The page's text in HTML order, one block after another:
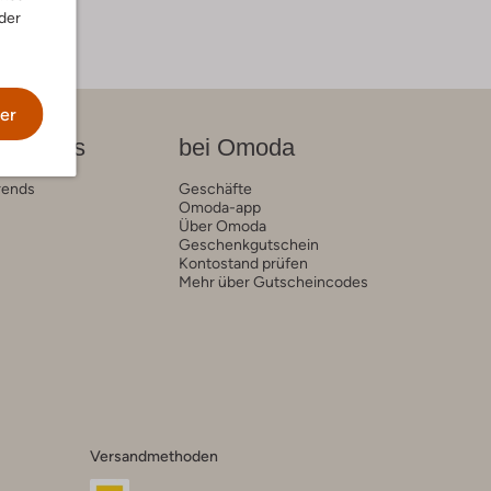
News bei Omoda
Geschäfte
Omoda-app
Über Omoda
Geschenkgutschein
Kontostand prüfen
Mehr über Gutscheincodes
Versandmethoden